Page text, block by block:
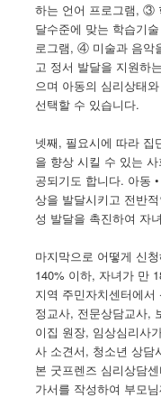
하는 언어 프로그램, ③
달수준에 맞는 학습기
로그램, ④ 미술과 음악
고 정서 발달을 지원하
으며 아동의 심리상태
선택할 수 있습니다.
넷째, 필요시에 따라 집
을 향상 시킬 수 있는
공되기도 합니다. 아동
상을 발달시키고 전반
성 발달을 촉진하여 자
마지막으로 어떻게 신
140% 이하, 자녀가 만
지역 주민자치센터에
정교사, 전문상담교사,
이집 원장, 임상심리사
사 소견서, 청소년 상담
본 굿프렌즈 심리상담
가서를 작성하여 부모